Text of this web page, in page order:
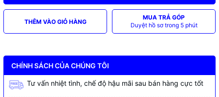
THÊM VÀO GIỎ HÀNG
MUA TRẢ GÓP
Duyệt hồ sơ trong 5 phút
CHÍNH SÁCH CỦA CHÚNG TÔI
Tư vấn nhiệt tình, chế độ hậu mãi sau bán hàng cực tốt